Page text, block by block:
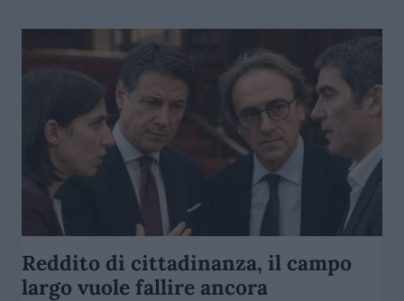
Reddito di cittadinanza, il campo
largo vuole fallire ancora